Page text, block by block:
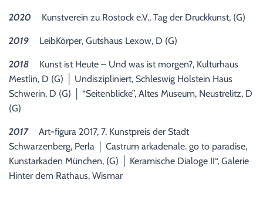
2020 Kunstverein zu Rostock e.V., Tag der Druckkunst, (G)
2019 LeibKörper, Gutshaus Lexow, D (G)
2018 Kunst ist Heute – Und was ist morgen?, Kulturhaus
Mestlin, D (G) │ Undiszipliniert, Schleswig Holstein Haus
Schwerin, D (G) │ “Seitenblicke”, Altes Museum, Neustrelitz, D
(G)
2017 Art-figura 2017, 7. Kunstpreis der Stadt
Schwarzenberg, Perla │ Castrum arkadenale. go to paradise,
Kunstarkaden München, (G) │ Keramische Dialoge II“, Galerie
Hinter dem Rathaus, Wismar